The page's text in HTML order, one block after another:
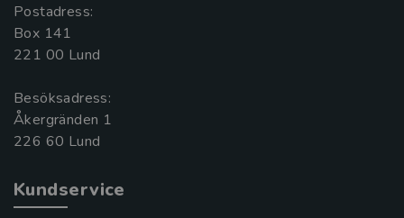
Postadress:
Box 141
221 00 Lund
Besöksadress:
Åkergränden 1
Kundservice